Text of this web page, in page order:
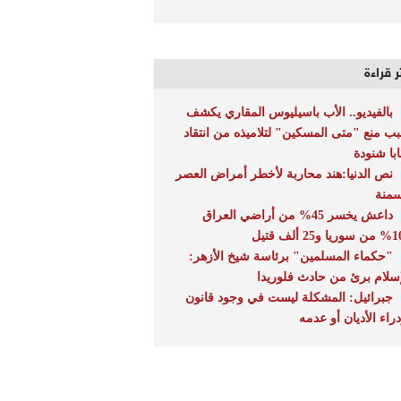
قراءة
بالفيديو.. الأب باسيليوس المقاري يكشف
منع "متى المسكين" لتلاميذه من انتقاد
شنودة
نص الدنيا:هند محاربة لأخطر أمراض العصر
داعش يخسر 45% من أراضي العراق
"حكماء المسلمين" برئاسة شيخ الأزهر:
برئ من حادث فلوريدا
جبرائيل: المشكلة ليست في وجود قانون
الأديان أو عدمه